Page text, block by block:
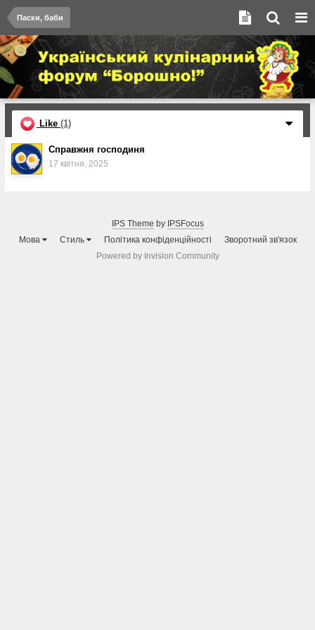
Паски, баби
Like (1)
Справжня господиня
17 квітня, 2025
IPS Theme by IPSFocus
Мова
Стиль Політика конфіденційності
Зворотний зв'язок
Powered by Invision Community